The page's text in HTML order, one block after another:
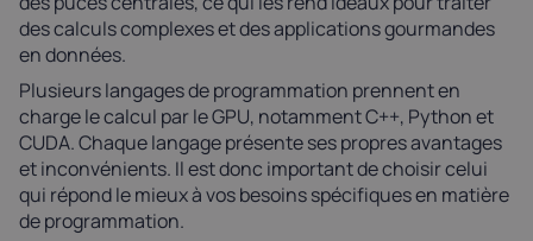
des calculs complexes et des applications gourmandes
en données.
Plusieurs langages de programmation prennent en
charge le calcul par le GPU, notamment C++, Python et
CUDA. Chaque langage présente ses propres avantages
et inconvénients. Il est donc important de choisir celui
qui répond le mieux à vos besoins spécifiques en matière
de programmation.